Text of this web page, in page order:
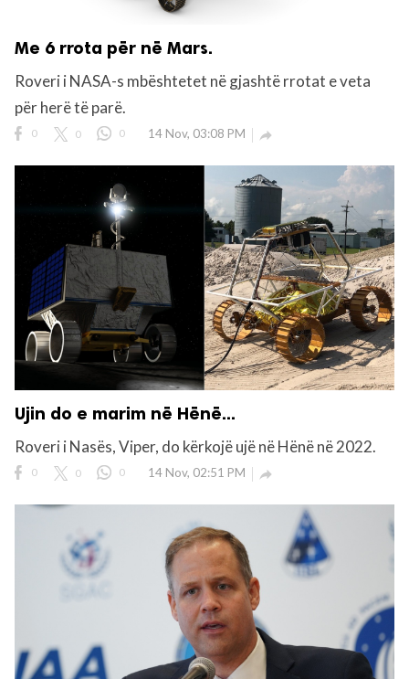
Me 6 rrota për në Mars.
Roveri i NASA-s mbështetet në gjashtë rrotat e veta
për herë të parë.
0 0 0 14 Nov, 03:08 PM 
Ujin do e marim në Hënë...
Roveri i Nasës, Viper, do kërkojë ujë në Hënë në 2022.
0 0 0 14 Nov, 02:51 PM 